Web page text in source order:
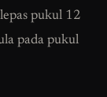
pukul 12
pada pukul